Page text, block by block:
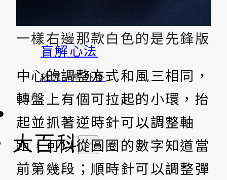
盲解心法
依靠一些外掛
大百科
一樣右邊那款白色的是先鋒版
中心的調整方式和風三相同，
轉盤上有個可拉起的小環，抬
起並抓著逆時針可以調整軸
距，可以從圓圈的數字知道當
前第幾段；順時針可以調整彈